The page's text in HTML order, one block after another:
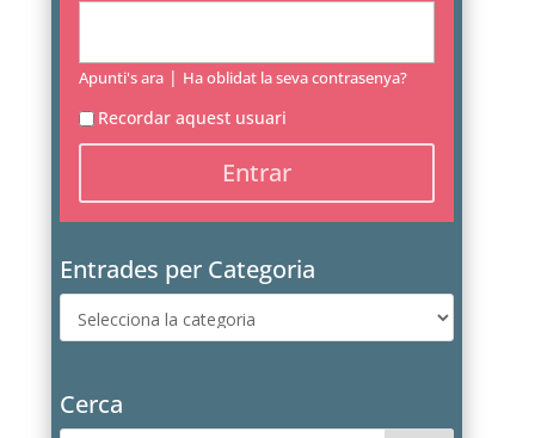
Apunti's ara | Ha oblidat la seva contrasenya?
Recordar aquest usuari
Entrades per Categoria
per
Cerca